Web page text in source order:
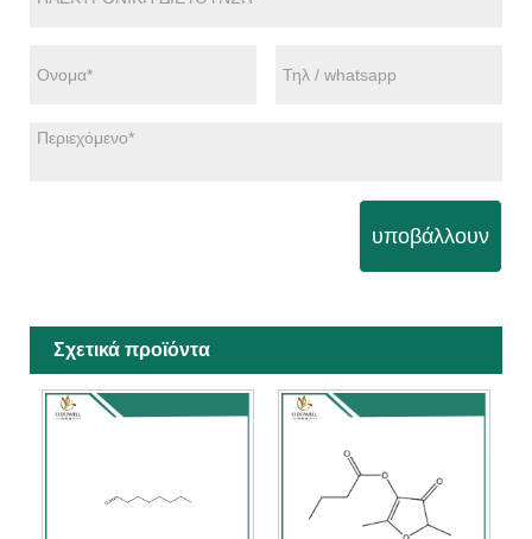
υποβάλλουν
Σχετικά προϊόντα